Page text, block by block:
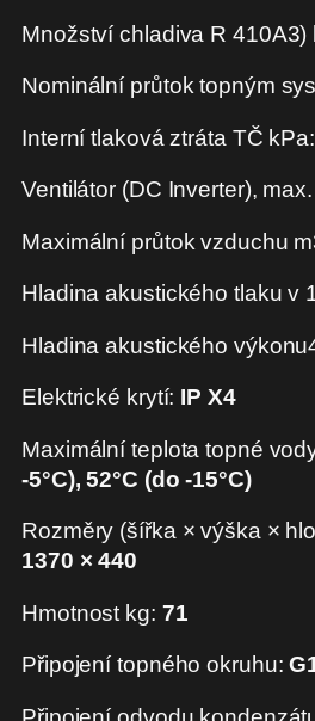
Množství chladiva R 410A3)
Nominální průtok topným
Interní tlaková ztráta TČ kPa:
Ventilátor (DC Inverter),
Maximální průtok vzduchu
Hladina akustického tlaku v
Hladina akustického
Elektrické krytí: IP X4
Maximální teplota topné
-5°C), 52°C (do -15°C)
Rozměry (šířka × výška ×
1370 × 440
Hmotnost kg: 71
Připojení topného okruhu: